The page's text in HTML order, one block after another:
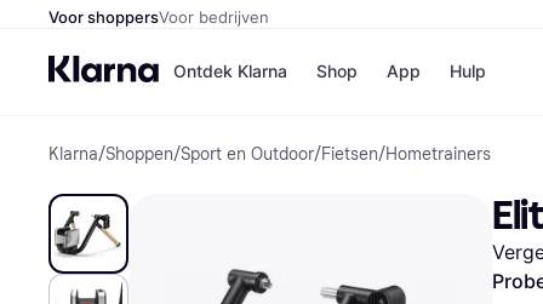
Voor shoppersVoor bedrijven
Ontdek Klarna Shop
Winkels
Bol
H&M
App Hulp
Klarna/Shoppen/Sport en Outdoor/Fietsen/Hometrainers